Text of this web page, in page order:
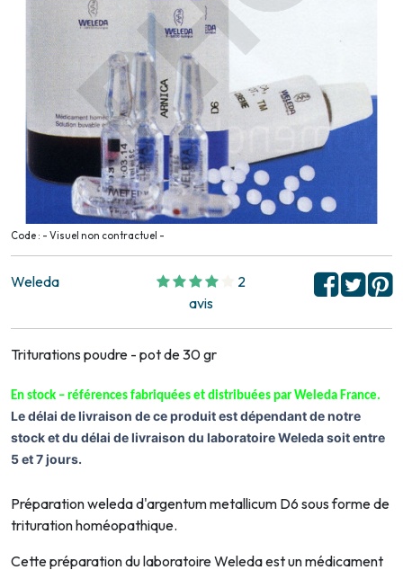
Code : - Visuel non contractuel -
Weleda
2
avis
Triturations poudre - pot de 30 gr
En stock – références fabriquées et distribuées par Weleda France.
Le délai de livraison de ce produit est dépendant de notre
stock et du délai de livraison du laboratoire Weledasoit entre
5 et 7 jours.
Préparation weleda d'argentum metallicum D6 sous forme de
trituration homéopathique.
Cette préparation du laboratoire Weleda est un médicament